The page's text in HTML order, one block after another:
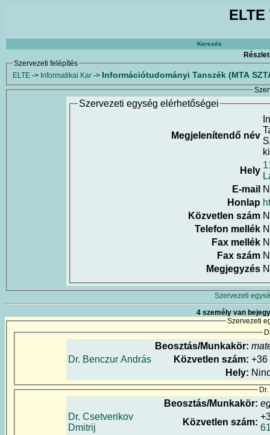
Keresés
Szervezeti felépítés
ELTE -> Informatikai Kar -> Információtudományi Tanszék (MTA
Szervezeti egység elérhetőségei
Megjelenítendő név
Hely
E-mail
Honlap
Közvetlen szám
Telefon mellék
Fax mellék
Fax szám
Megjegyzés
Szervezeti
4 személy van
Szervezeti
Dr. Benczur András
Beosztás/Munkakör:
Közvetlen szám: +36
Hely:
Dr. Csetverikov
Dmitrij
Beosztás/Munkakör:
Közvetlen szám: